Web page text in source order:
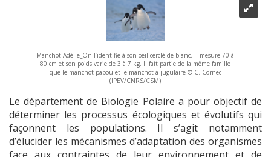
Manchot Adélie_On l’identifie à son oeil cerclé de blanc. Il mesure 70 à
80 cm et son poids varie de 3 à 7 kg. Il fait partie de la même famille
que le manchot papou et le manchot à jugulaire © C. Cornec
(IPEV/CNRS/CSM)
Le département de Biologie Polaire a pour objectif de
déterminer les processus écologiques et évolutifs qui
façonnent les populations. Il s’agit notamment
d’élucider les mécanismes d’adaptation des organismes